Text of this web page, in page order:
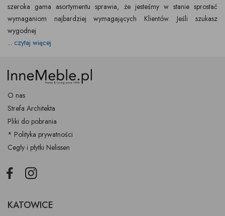
szeroka gama asortymentu sprawia, że jesteśmy w stanie sprostać
wymaganiom najbardziej wymagających Klientów. Jeśli szukasz
wygodnej
... czytaj więcej
O nas
Strefa Architekta
Pliki do pobrania
* Polityka prywatności
Cegły i płytki Nelissen
FacebookInstagram
KATOWICE